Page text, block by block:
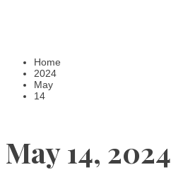
Home
2024
May
14
May 14, 2024